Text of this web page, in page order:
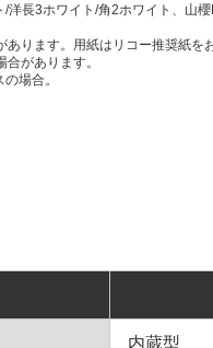
長3ホワイト/角2ホワイト、山
ります。用紙はリコー推奨紙を
があります。
場合。
内蔵型